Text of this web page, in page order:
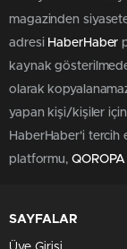
Meclis’te!